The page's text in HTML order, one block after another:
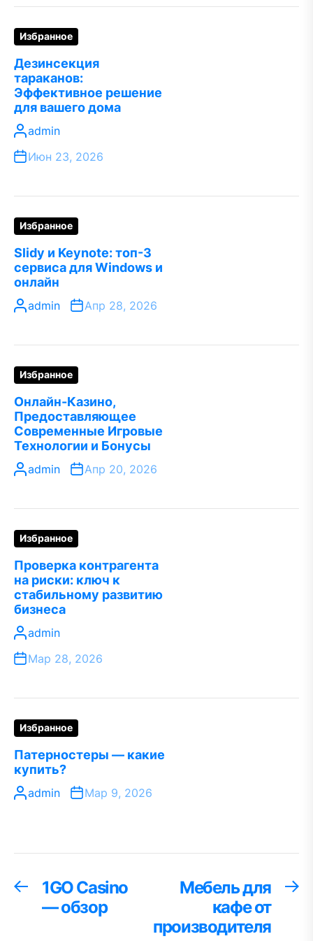
Избранное
Дезинсекция
тараканов:
Эффективное решение
для вашего дома
admin
Июн 23, 2026
Избранное
Slidy и Keynote: топ-3
сервиса для Windows и
онлайн
admin Апр 28, 2026
Избранное
Онлайн-Казино,
Предоставляющее
Современные Игровые
Технологии и Бонусы
admin Апр 20, 2026
Избранное
Проверка контрагента
на риски: ключ к
стабильному развитию
бизнеса
admin
Мар 28, 2026
Избранное
Патерностеры — какие
купить?
admin Мар 9, 2026
Навигация
Предыдущая
запись:
1GO Сasino
— обзор
Мебель для
кафе от
производителя